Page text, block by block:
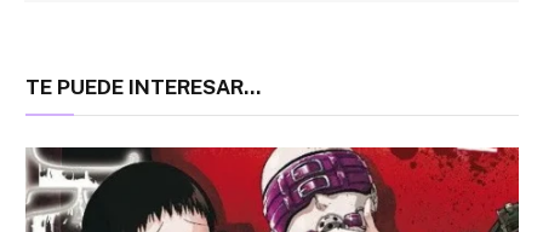
TE PUEDE INTERESAR...